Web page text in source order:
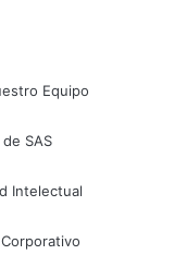
Equipo
SAS
Intelectual